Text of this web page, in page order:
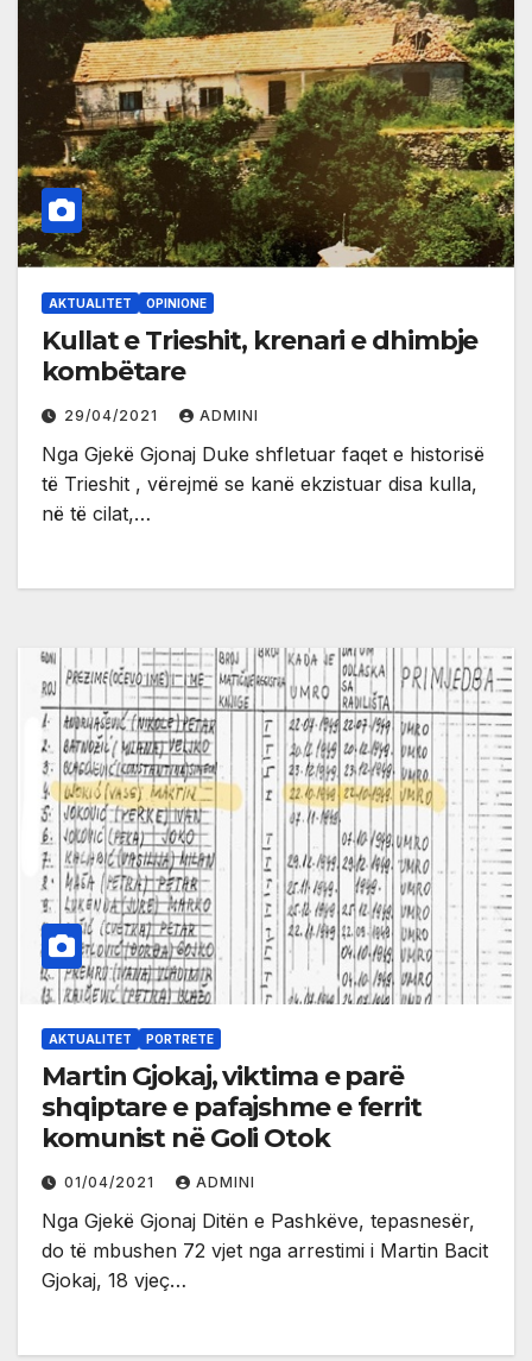
AKTUALITET OPINIONE
Kullat e Trieshit, krenari e dhimbje
kombëtare
29/04/2021 ADMINI
Nga Gjekë Gjonaj Duke shfletuar faqet e historisë
të Trieshit , vërejmë se kanë ekzistuar disa kulla,
në të cilat,…
AKTUALITET PORTRETE
Martin Gjokaj, viktima e parë
shqiptare e pafajshme e ferrit
komunist në Goli Otok
01/04/2021 ADMINI
Nga Gjekë Gjonaj Ditën e Pashkëve, tepasnesër,
do të mbushen 72 vjet nga arrestimi i Martin Bacit
Gjokaj, 18 vjeç…